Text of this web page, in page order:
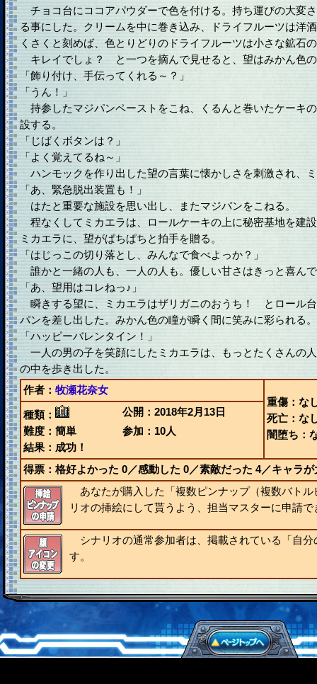
チョコ台にココアパウダーで色を付ける。持ち運びの大変
る事にした。クリームを中に巻き込み、ドライフルーツは洋
くさくと刻めば、色とりどりのドライフルーツは小さな鉱石
キレイでしょ？ と一つを摘んで見せると、望はみかん色の
「飾り付け、手伝ってくれる～？」
「うん！」
持参したマジパンペーストをこね、くるんと巻いたケーキ
設する。
「じばくボタンは？」
「よく覚えてるね～」
ハンモックを作り出した望の言葉に懐かしさを刺激され、
「あ、緊急脱出装置も！」
はたと重要な施設を思い出し、またマジパンをこねる。
程なくしてミカエラは、ロールケーキの上に秘密基地を建
ミカエラに、望がぱちぱちと拍手を贈る。
「はじっこの切り落とし、みんなで食べよっか？」
誰かと一緒の人も、一人の人も。優しい甘さはきっと喜ん
「あ、望用はコレねっ♪」
瞬きする望に、ミカエラはザリガニのおうち！ とロール台
パンを差し出した。みかん色の瞳が瞬く間に笑みに彩られる。
「ハッピーバレンタイン！」
一人の男の子を笑顔にしたミカエラは、もっとたくさんの
の中を歩き出した。
作者： 牧瀬花奈女
重傷：な
死亡：な
闇堕ち：
種類：
公開：2018年2月13日
難度：簡単
参加：10人
結果：成功！
得票：格好よかった 0／感動した 0／素敵だった 4／キャラ
あなたが購入した「複数ピンナップ（複数バトル
リオの挿絵にして貰うよう、担当マスターに申請で
シナリオの通常参加者は、掲載されている「自分
す。